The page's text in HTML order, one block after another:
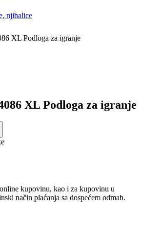
njihalice
XL Podloga za igranje
XL Podloga za igranje
kupovinu, kao i za kupovinu u
način plaćanja sa dospećem odmah.